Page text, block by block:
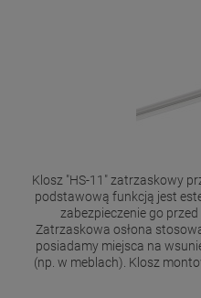
Klosz "HS-11" zatrzaskowy
podstawową funkcją jest
zabezpieczenie go
Zatrzaskowa osłona
posiadamy miejsca na
(np. w meblach). Klosz